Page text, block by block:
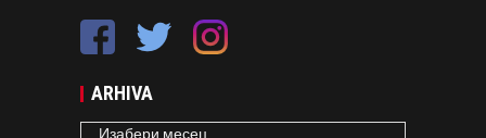
ARHIVA
ARHIVA